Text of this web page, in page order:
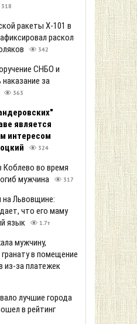
318
ракеты Х-101 в
раскол
342
СНБО и
за
363
является
интересом
324
Коблево во время
мужчина
317
на Львовщине:
что его маму
язык
1.7т
мужчину,
в помещение
из-за платежек
лучшие города
в рейтинг